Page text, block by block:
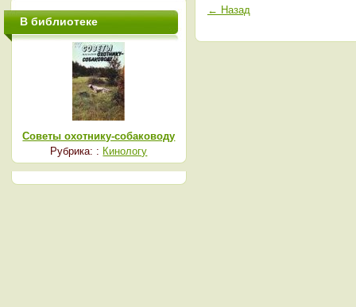
← Назад
В библиотеке
Советы охотнику-собаководу
Рубрика: : Кинологу